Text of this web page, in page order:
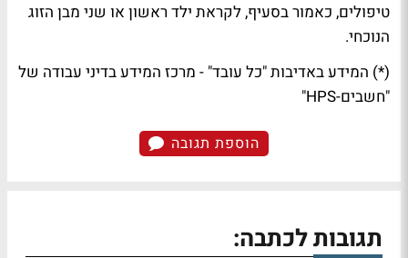
טיפולים, כאמור בסעיף, לקראת ילד ראשון או שני מבן הזוג
הנוכחי.
(*) המידע באדיבות "כל עובד" - מרכז המידע בדיני עבודה של
"חשבים-HPS"
הוספת תגובה
תגובות לכתבה: